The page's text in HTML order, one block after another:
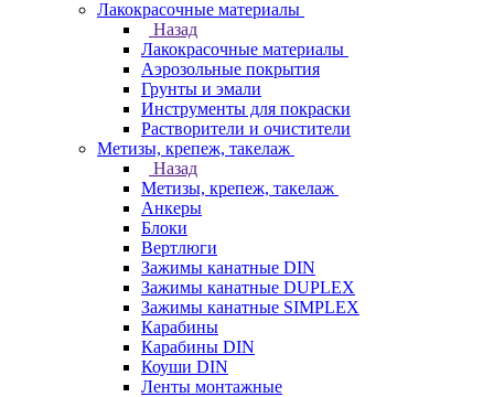
Лакокрасочные материалы
Назад
Лакокрасочные материалы
Аэрозольные покрытия
Грунты и эмали
Инструменты для покраски
Растворители и очистители
Метизы, крепеж, такелаж
Назад
Метизы, крепеж, такелаж
Анкеры
Блоки
Вертлюги
Зажимы канатные DIN
Зажимы канатные DUPLEX
Зажимы канатные SIMPLEX
Карабины
Карабины DIN
Коуши DIN
Ленты монтажные